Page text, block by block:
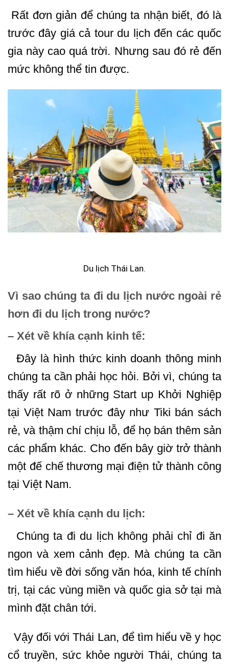
Rất đơn giản để chúng ta nhận biết, đó là
trước đây giá cả tour du lịch đến các quốc
gia này cao quá trời. Nhưng sau đó rẻ đến
mức không thể tin được.
Du lịch Thái Lan.
Vì sao chúng ta đi du lịch nước ngoài rẻ
hơn đi du lịch trong nước?
– Xét về khía cạnh kinh tế:
Đây là hình thức kinh doanh thông minh
chúng ta cần phải học hỏi. Bởi vì, chúng ta
thấy rất rõ ở những Start up Khởi Nghiệp
tại Việt Nam trước đây như Tiki bán sách
rẻ, và thậm chí chịu lỗ, để họ bán thêm sản
các phẩm khác. Cho đến bây giờ trở thành
một đế chế thương mại điện tử thành công
tại Việt Nam.
– Xét về khía cạnh du lịch:
Chúng ta đi du lịch không phải chỉ đi ăn
ngon và xem cảnh đẹp. Mà chúng ta cần
tìm hiểu về đời sống văn hóa, kinh tế chính
trị, tại các vùng miền và quốc gia sở tại mà
mình đặt chân tới.
Vậy đối với Thái Lan, để tìm hiểu về y học
cổ truyền, sức khỏe người Thái, chúng ta